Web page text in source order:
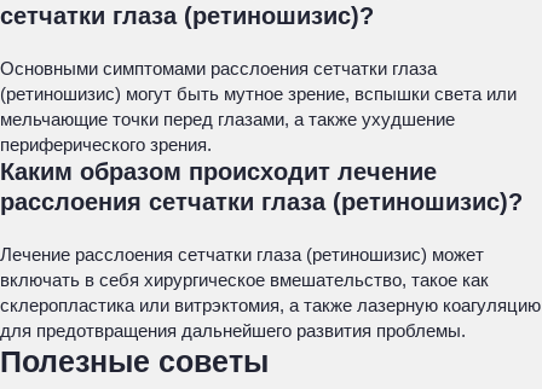
сетчатки глаза (ретиношизис)?
Основными симптомами расслоения сетчатки глаза
(ретиношизис) могут быть мутное зрение, вспышки света или
мельчающие точки перед глазами, а также ухудшение
периферического зрения.
Каким образом происходит лечение
расслоения сетчатки глаза (ретиношизис)?
Лечение расслоения сетчатки глаза (ретиношизис) может
включать в себя хирургическое вмешательство, такое как
склеропластика или витрэктомия, а также лазерную коагуляцию
для предотвращения дальнейшего развития проблемы.
Полезные советы